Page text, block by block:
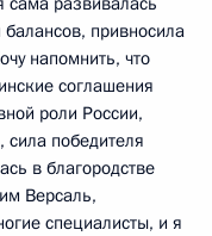
привносила
напомнить, что
соглашения
роли России,
победителя
в благородстве
Версаль,
специалисты, и я